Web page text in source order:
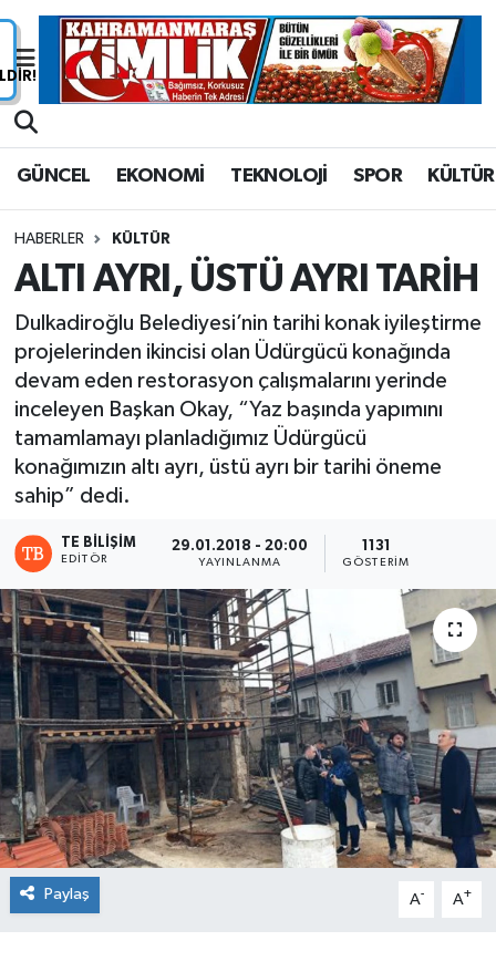
GÜNCEL EKONOMİ TEKNOLOJİ SPOR KÜLTÜR
HABERLER KÜLTÜR
ALTI AYRI, ÜSTÜ AYRI TARİH
Dulkadiroğlu Belediyesi’nin tarihi konak iyileştirme
projelerinden ikincisi olan Üdürgücü konağında
devam eden restorasyon çalışmalarını yerinde
inceleyen Başkan Okay, “Yaz başında yapımını
tamamlamayı planladığımız Üdürgücü
konağımızın altı ayrı, üstü ayrı bir tarihi öneme
sahip” dedi.
TE BILIŞIM
EDITÖR
29.01.2018 - 20:00
YAYINLANMA
1131
GÖSTERIM
Paylaş A- A+
Nöbetçi Eczaneler
Son Dakika Haberleri
Haber Arşivi